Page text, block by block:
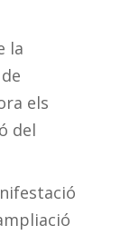
la
els
del